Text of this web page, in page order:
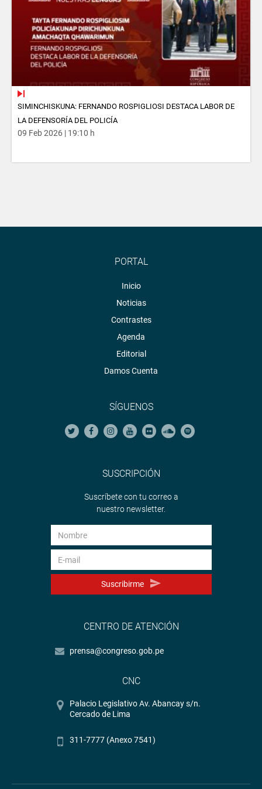
SIMINCHISKUNA: FERNANDO ROSPIGLIOSI DESTACA LABOR DE
LA DEFENSORÍA DEL POLICÍA
09 Feb 2026 | 19:10 h
PORTAL
Inicio
Noticias
Contrastes
Agenda
Editorial
Damos Cuenta
SÍGUENOS
SUSCRIPCIÓN
Suscríbete con tu correo a
nuestro newsletter.
Suscribirme
CENTRO DE ATENCIÓN
prensa@congreso.gob.pe
CNC
Palacio Legislativo Av. Abancay s/n.
Cercado de Lima
311-7777 (Anexo 7541)